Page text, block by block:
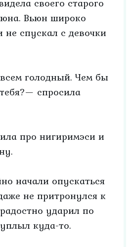
своего старого
Вьюн широко
не спускал с девочки
голодный. Чем бы
спросила
про нигиримэси и
начали опускаться
не притронулся к
ударил по
куда-то.